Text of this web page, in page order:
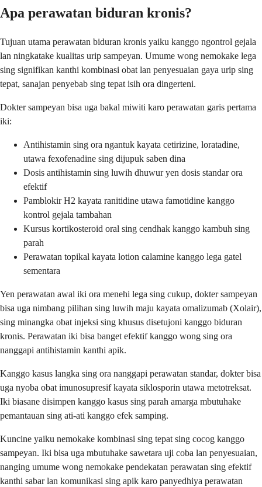
Apa perawatan biduran kronis?
Tujuan utama perawatan biduran kronis yaiku kanggo ngontrol gejala
lan ningkatake kualitas urip sampeyan. Umume wong nemokake lega
sing signifikan kanthi kombinasi obat lan penyesuaian gaya urip sing
tepat, sanajan penyebab sing tepat isih ora dingerteni.
Dokter sampeyan bisa uga bakal miwiti karo perawatan garis pertama
iki:
Antihistamin sing ora ngantuk kayata cetirizine, loratadine,
utawa fexofenadine sing dijupuk saben dina
Dosis antihistamin sing luwih dhuwur yen dosis standar ora
efektif
Pamblokir H2 kayata ranitidine utawa famotidine kanggo
kontrol gejala tambahan
Kursus kortikosteroid oral sing cendhak kanggo kambuh sing
parah
Perawatan topikal kayata lotion calamine kanggo lega gatel
sementara
Yen perawatan awal iki ora menehi lega sing cukup, dokter sampeyan
bisa uga nimbang pilihan sing luwih maju kayata omalizumab (Xolair),
sing minangka obat injeksi sing khusus disetujoni kanggo biduran
kronis. Perawatan iki bisa banget efektif kanggo wong sing ora
nanggapi antihistamin kanthi apik.
Kanggo kasus langka sing ora nanggapi perawatan standar, dokter bisa
uga nyoba obat imunosupresif kayata siklosporin utawa metotreksat.
Iki biasane disimpen kanggo kasus sing parah amarga mbutuhake
pemantauan sing ati-ati kanggo efek samping.
Kuncine yaiku nemokake kombinasi sing tepat sing cocog kanggo
sampeyan. Iki bisa uga mbutuhake sawetara uji coba lan penyesuaian,
nanging umume wong nemokake pendekatan perawatan sing efektif
kanthi sabar lan komunikasi sing apik karo panyedhiya perawatan